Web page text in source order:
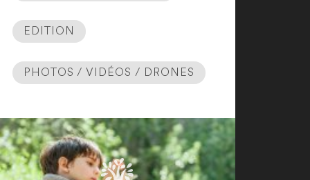
EDITION
PHOTOS / VIDÉOS / DRONES